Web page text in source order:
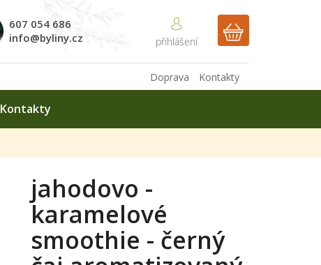
607 054 686
info@byliny.cz
NÁKUPNÍ
Kontakty
Doprava
Kontakty
jahodovo -
karamelové
smoothie - černý